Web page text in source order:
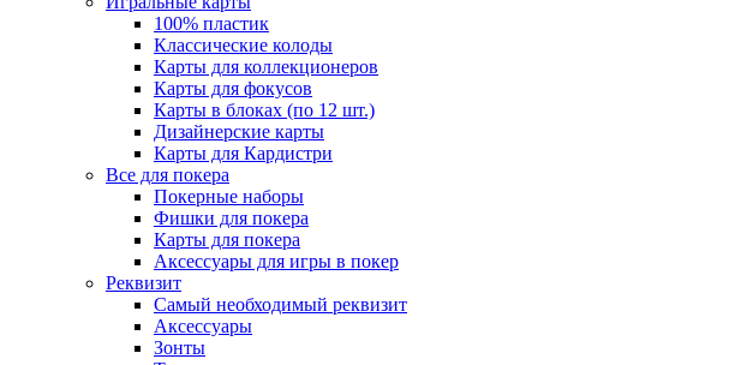
100% пластик
Классические колоды
Карты для коллекционеров
Карты для фокусов
Карты в блоках (по 12 шт.)
Дизайнерские карты
Карты для Кардистри
Все для покера
Покерные наборы
Фишки для покера
Карты для покера
Аксессуары для игры в покер
Реквизит
Самый необходимый реквизит
Аксессуары
Зонты